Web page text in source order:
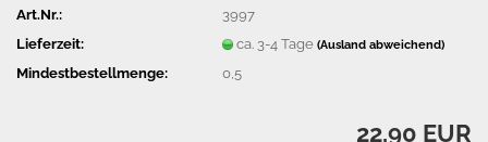
Art.Nr.:
3997
Lieferzeit:
ca. 3-4 Tage(Ausland abweichend)
Mindestbestellmenge: 0,5
22,90 EUR